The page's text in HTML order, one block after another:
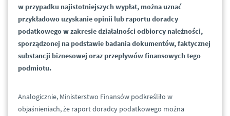
w przypadku najistotniejszych wypłat, można uznać
przykładowo uzyskanie opinii lub raportu doradcy
podatkowego w zakresie działalności odbiorcy należności,
sporządzonej na podstawie badania dokumentów, faktycznej
substancji biznesowej oraz przepływów finansowych tego
podmiotu.
Analogicznie, Ministerstwo Finansów podkreśliło w
objaśnieniach, że raport doradcy podatkowego można